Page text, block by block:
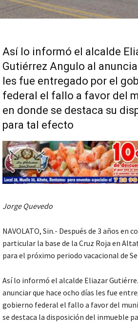
Así lo informó el alcalde
Gutiérrez Angulo al
les fue entregado por el
federal el fallo a favor del
en donde se destaca su
para tal efecto
Jorge Quevedo
NAVOLATO, Sin.- Después de 3 años en
particular la base de la Cruz Roja en
para el próximo periodo vacacional de
Así lo informó el alcalde Eliazar
anunciar que hace ocho días les fue
gobierno federal el fallo a favor del
se destaca la disposición del inmueble